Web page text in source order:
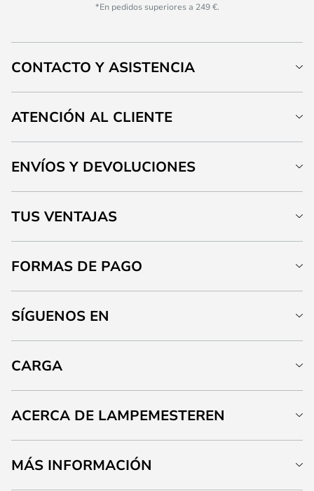
*En pedidos superiores a 249 €.
CONTACTO Y ASISTENCIA
ATENCIÓN AL CLIENTE
ENVÍOS Y DEVOLUCIONES
TUS VENTAJAS
FORMAS DE PAGO
SÍGUENOS EN
CARGA
ACERCA DE LAMPEMESTEREN
MÁS INFORMACIÓN